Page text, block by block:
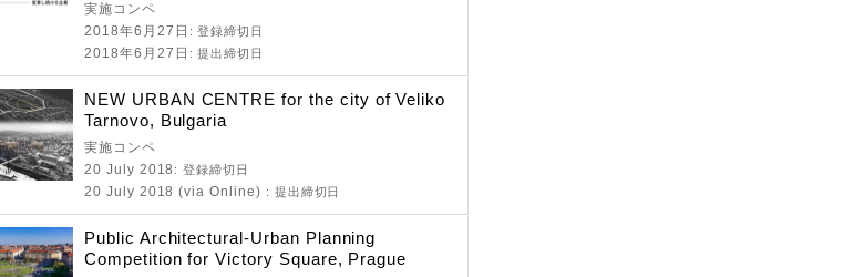
実施コンペ
2018年6月27日 : 登録締切日
2018年6月27日 : 提出締切日
NEW URBAN CENTRE for the city of Veliko
Tarnovo, Bulgaria
実施コンペ
20 July 2018 : 登録締切日
20 July 2018 (via Online) : 提出締切日
Public Architectural-Urban Planning
Competition for Victory Square, Prague